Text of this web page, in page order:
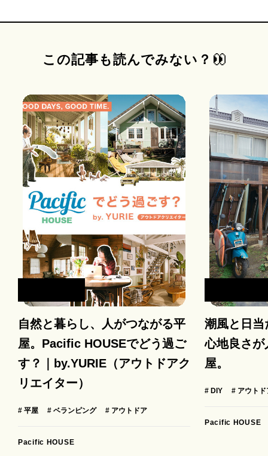
この記事も読んでみない？
自然と暮らし、人がつながる平
屋。Pacific HOUSEでどう過ご
す？｜by.YURIE（アウトドアク
リエイター）
# 平屋 # ベランピング # アウトドア
Pacific HOUSE
潮風と日当
心地良さが
屋。
# DIY # アウトド
Pacific HOUSE